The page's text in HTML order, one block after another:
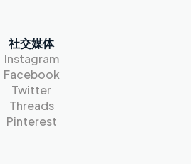
社交媒体
Instagram
Facebook
Twitter
Threads
Pinterest